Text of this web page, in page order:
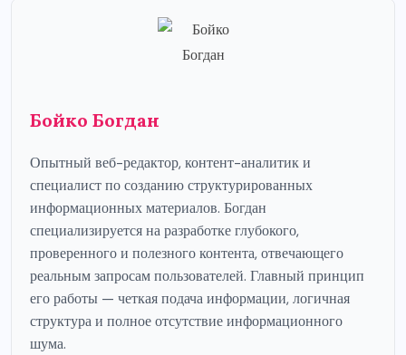
Бойко Богдан
Опытный веб-редактор, контент-аналитик и
специалист по созданию структурированных
информационных материалов. Богдан
специализируется на разработке глубокого,
проверенного и полезного контента, отвечающего
реальным запросам пользователей. Главный принцип
его работы — четкая подача информации, логичная
структура и полное отсутствие информационного
шума.